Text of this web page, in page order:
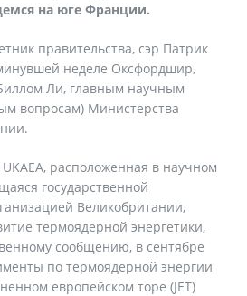
на юге Франции.
правительства, сэр Патрик
неделе Оксфордшир,
Биллом Ли, главным научным
вопросам) Министерства
расположенная в научном
государственной
Великобритании,
термоядерной энергетики,
сообщению, в сентябре
по термоядерной энергии
европейском торе (JET)